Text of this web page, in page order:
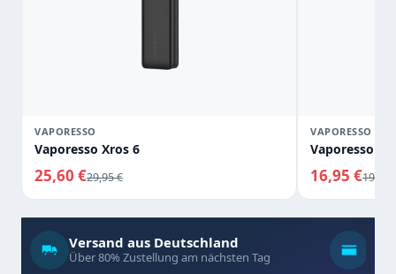
VAPORESSO
Vaporesso Xros 6
25,60 €29,95 €
VAPORESSO
Vaporesso
16,95 €19,95
Versand aus Deutschland
Über 80% Zustellung am nächsten Tag